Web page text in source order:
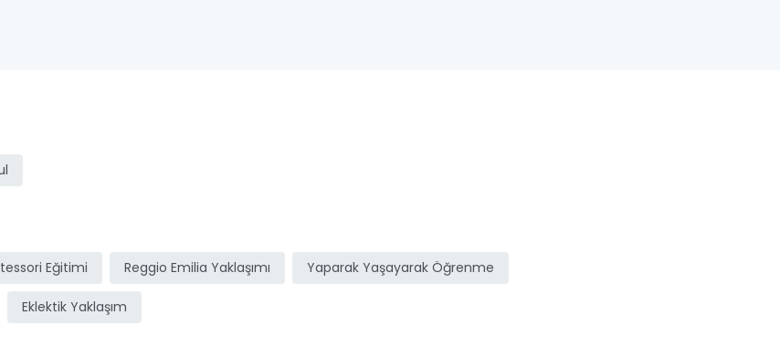
Eğitimi Reggio Emilia Yaklaşımı Yaparak Yaşayarak Öğrenme
Eklektik Yaklaşım